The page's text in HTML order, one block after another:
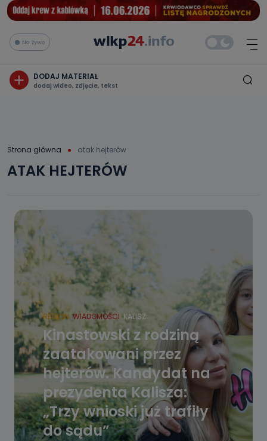
Na żywo
DODAJ MATERIAŁ
dodaj wideo, zdjęcie, tekst
Strona główna atak hejterów
ATAK HEJTERÓW
REGION WIADOMOŚCI KALISZ
Kinastowski z rodziną
zaatakowani przez
hejterów. Kandydat na
prezydenta Kalisza:
„Trzy wnioski już trafiły
do sądu”